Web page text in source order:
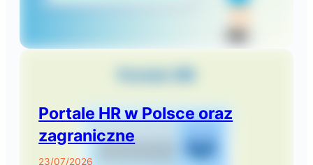
Portale HR w Polsce oraz
zagraniczne
23/07/2026